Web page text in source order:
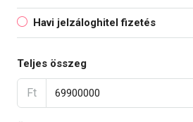
Havi jelzáloghitel fizetés
Teljes összeg
Ft